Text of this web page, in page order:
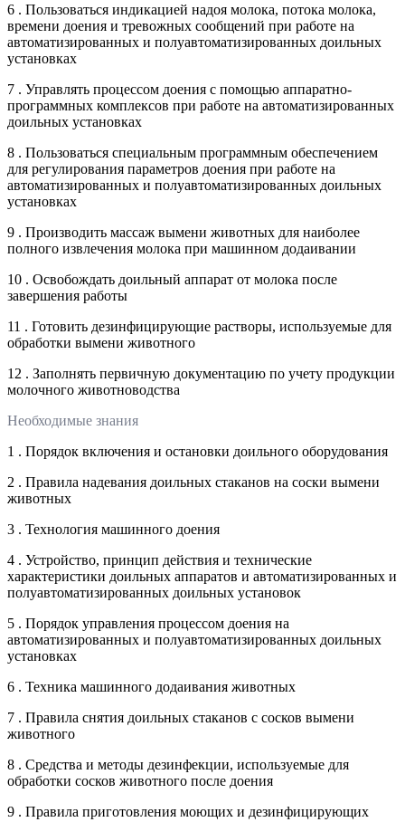
6 . Пользоваться индикацией надоя молока, потока молока,
времени доения и тревожных сообщений при работе на
автоматизированных и полуавтоматизированных доильных
установках
7 . Управлять процессом доения с помощью аппаратно-
программных комплексов при работе на автоматизированных
доильных установках
8 . Пользоваться специальным программным обеспечением
для регулирования параметров доения при работе на
автоматизированных и полуавтоматизированных доильных
установках
9 . Производить массаж вымени животных для наиболее
полного извлечения молока при машинном додаивании
10 . Освобождать доильный аппарат от молока после
завершения работы
11 . Готовить дезинфицирующие растворы, используемые для
обработки вымени животного
12 . Заполнять первичную документацию по учету продукции
молочного животноводства
Необходимые знания
1 . Порядок включения и остановки доильного оборудования
2 . Правила надевания доильных стаканов на соски вымени
животных
3 . Технология машинного доения
4 . Устройство, принцип действия и технические
характеристики доильных аппаратов и автоматизированных и
полуавтоматизированных доильных установок
5 . Порядок управления процессом доения на
автоматизированных и полуавтоматизированных доильных
установках
6 . Техника машинного додаивания животных
7 . Правила снятия доильных стаканов с сосков вымени
животного
8 . Средства и методы дезинфекции, используемые для
обработки сосков животного после доения
9 . Правила приготовления моющих и дезинфицирующих